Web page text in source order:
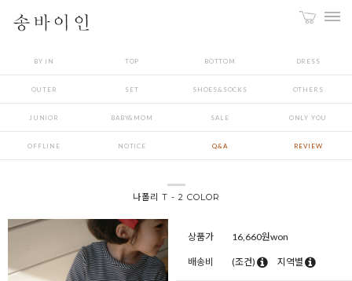
BY IN TOP BOTTOM DRESS
OUTER SET SHOES&SOCKS OTHERS
JUNIOR BABY&MOM SALE ONLY YOU
OFFLINE NOTICE Q&A REVIEW
나폴리 T - 2 COLOR
상품가 16,660원won
배송비 (조건) 지역별